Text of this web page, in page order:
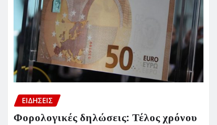
ΕΙΔΗΣΕΙΣ
Φορολογικές δηλώσεις: Τέλος χρόνου